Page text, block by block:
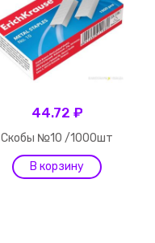
44.72 ₽
Скобы №10 /1000шт